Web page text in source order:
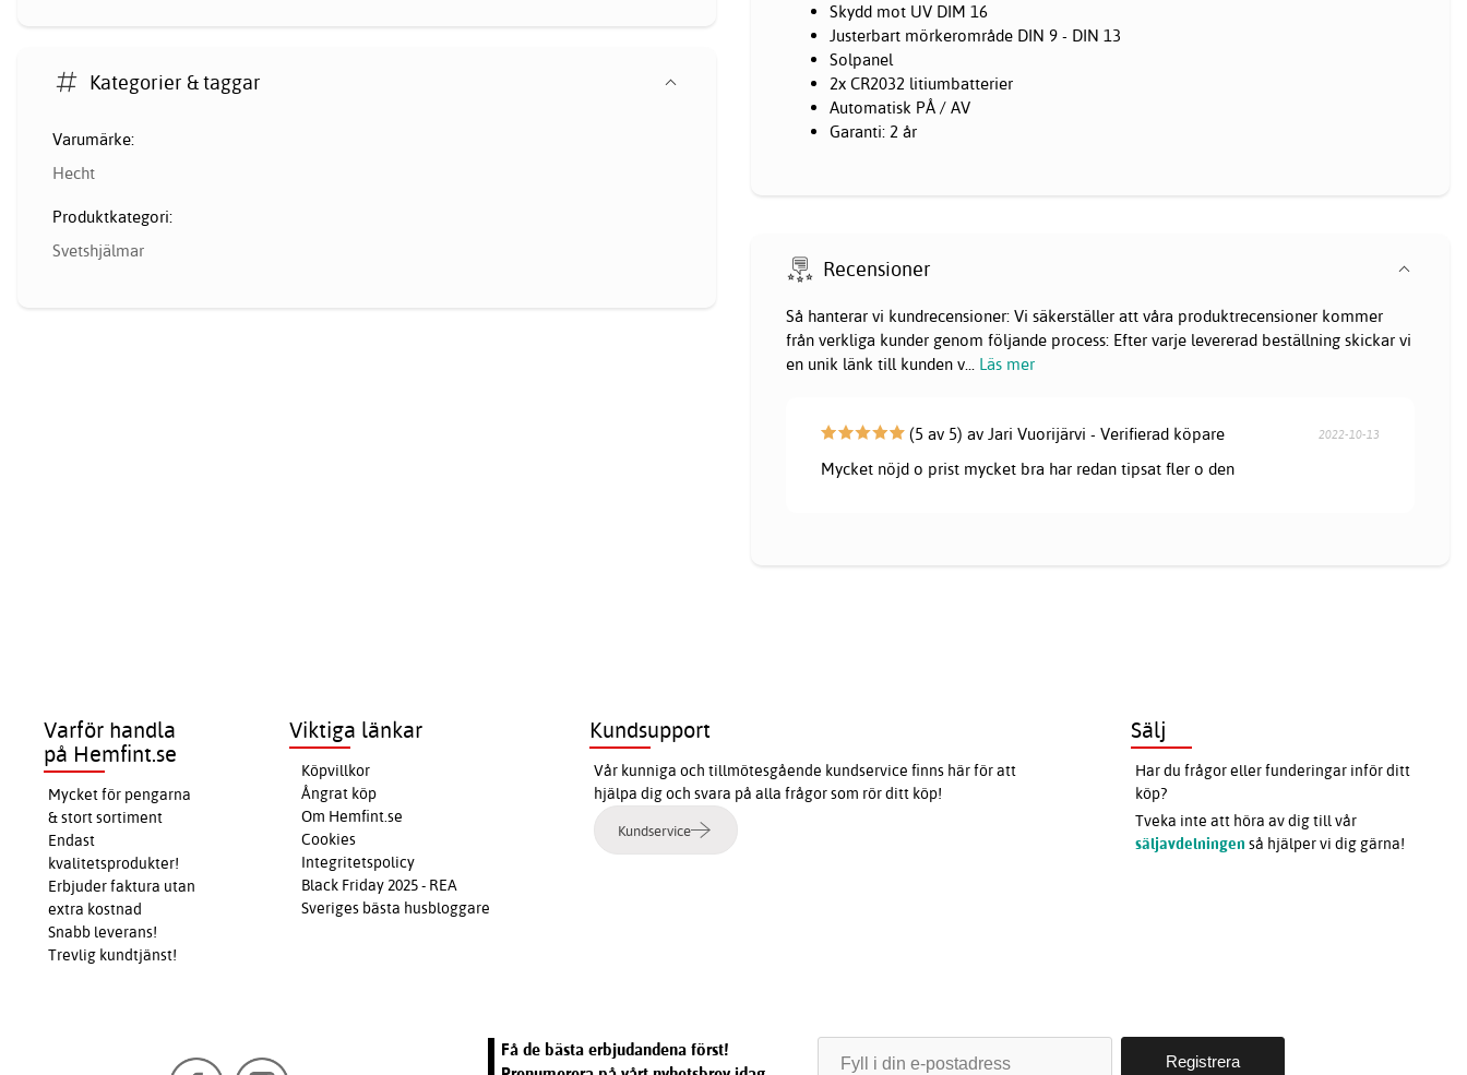
Skydd mot UV DIM 16
Justerbart mörkerområde DIN 9 - DIN 13
Solpanel
2x CR2032 litiumbatterier
Automatisk PÅ / AV
Garanti: 2 år
Kategorier & taggar
Varumärke:
Hecht
Produktkategori:
Svetshjälmar
Recensioner
Så hanterar vi kundrecensioner: Vi säkerställer att våra produktrecensioner kommer
från verkliga kunder genom följande process: Efter varje levererad beställning skickar vi
en unik länk till kunden v... Läs mer
(5 av 5) av Jari Vuorijärvi - Verifierad köpare 2022-10-13
Mycket nöjd o prist mycket bra har redan tipsat fler o den
Varför handla
på Hemfint.se
Mycket för pengarna
& stort sortiment
Endast
kvalitetsprodukter!
Erbjuder faktura utan
extra kostnad
Snabb leverans!
Trevlig kundtjänst!
Viktiga länkar
Köpvillkor
Ångrat köp
Om Hemfint.se
Cookies
Integritetspolicy
Black Friday 2025 - REA
Sveriges bästa husbloggare
Kundsupport
Vår kunniga och tillmötesgående kundservice finns här för att
hjälpa dig och svara på alla frågor som rör ditt köp!
Kundservice
Sälj
Har du frågor eller funderingar inför ditt
köp?
Tveka inte att höra av dig till vår
säljavdelningen så hjälper vi dig gärna!
Få de bästa erbjudandena först!